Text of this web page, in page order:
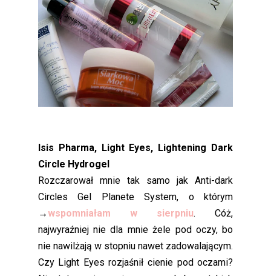
Isis Pharma, Light Eyes, Lightening Dark
Circle Hydrogel
Rozczarował mnie tak samo jak Anti-dark
Circles Gel Planete System, o którym
→wspomniałam w sierpniu. Cóż,
najwyraźniej nie dla mnie żele pod oczy, bo
nie nawilżają w stopniu nawet zadowalającym.
Czy Light Eyes rozjaśnił cienie pod oczami?